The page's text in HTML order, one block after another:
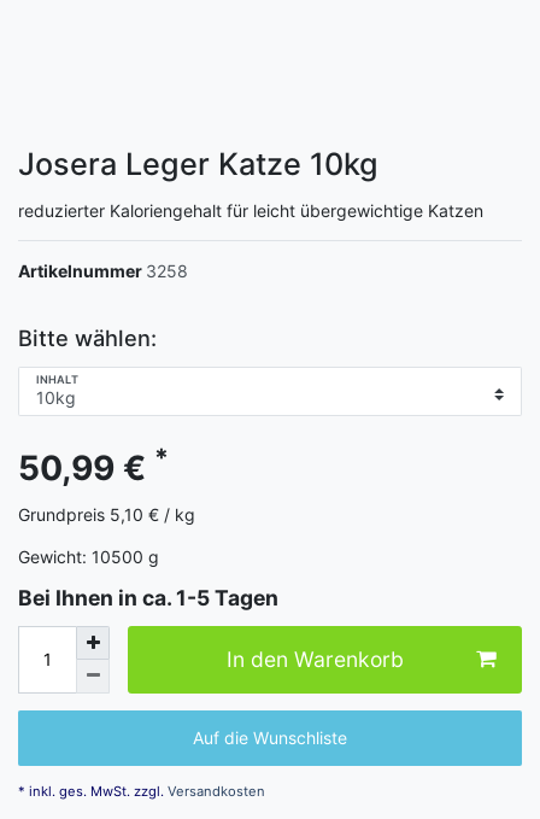
Josera Leger Katze 10kg
reduzierter Kaloriengehalt für leicht übergewichtige Katzen
Artikelnummer 3258
Bitte wählen:
INHALT
50,99 € *
Grundpreis 5,10 € / kg
Gewicht: 10500 g
Bei Ihnen in ca. 1-5 Tagen
In den Warenkorb
Auf die Wunschliste
* inkl. ges. MwSt. zzgl. Versandkosten